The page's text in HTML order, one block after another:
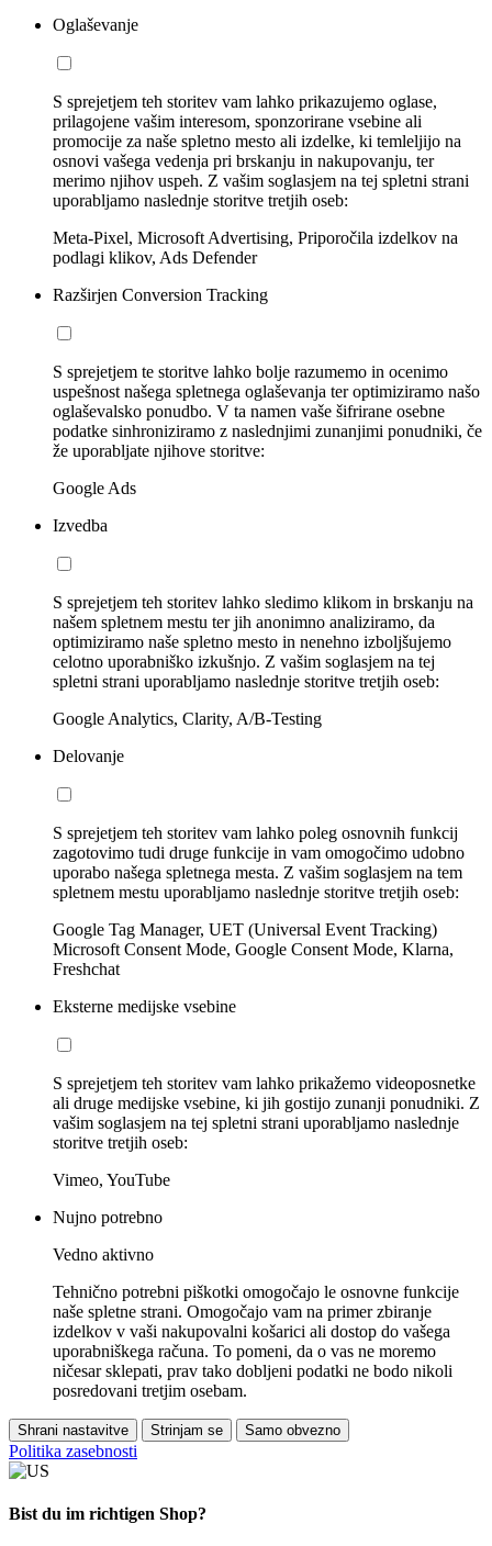
Oglaševanje
S sprejetjem teh storitev vam lahko prikazujemo oglase,
prilagojene vašim interesom, sponzorirane vsebine ali
promocije za naše spletno mesto ali izdelke, ki temleljijo na
osnovi vašega vedenja pri brskanju in nakupovanju, ter
merimo njihov uspeh. Z vašim soglasjem na tej spletni strani
uporabljamo naslednje storitve tretjih oseb:
Meta-Pixel, Microsoft Advertising, Priporočila izdelkov na
podlagi klikov, Ads Defender
Razširjen Conversion Tracking
S sprejetjem te storitve lahko bolje razumemo in ocenimo
uspešnost našega spletnega oglaševanja ter optimiziramo našo
oglaševalsko ponudbo. V ta namen vaše šifrirane osebne
podatke sinhroniziramo z naslednjimi zunanjimi ponudniki, če
že uporabljate njihove storitve:
Google Ads
Izvedba
S sprejetjem teh storitev lahko sledimo klikom in brskanju na
našem spletnem mestu ter jih anonimno analiziramo, da
optimiziramo naše spletno mesto in nenehno izboljšujemo
celotno uporabniško izkušnjo. Z vašim soglasjem na tej
spletni strani uporabljamo naslednje storitve tretjih oseb:
Google Analytics, Clarity, A/B-Testing
Delovanje
S sprejetjem teh storitev vam lahko poleg osnovnih funkcij
zagotovimo tudi druge funkcije in vam omogočimo udobno
uporabo našega spletnega mesta. Z vašim soglasjem na tem
spletnem mestu uporabljamo naslednje storitve tretjih oseb:
Google Tag Manager, UET (Universal Event Tracking)
Microsoft Consent Mode, Google Consent Mode, Klarna,
Freshchat
Eksterne medijske vsebine
S sprejetjem teh storitev vam lahko prikažemo videoposnetke
ali druge medijske vsebine, ki jih gostijo zunanji ponudniki. Z
vašim soglasjem na tej spletni strani uporabljamo naslednje
storitve tretjih oseb:
Vimeo, YouTube
Nujno potrebno
Vedno aktivno
Tehnično potrebni piškotki omogočajo le osnovne funkcije
naše spletne strani. Omogočajo vam na primer zbiranje
izdelkov v vaši nakupovalni košarici ali dostop do vašega
uporabniškega računa. To pomeni, da o vas ne moremo
ničesar sklepati, prav tako dobljeni podatki ne bodo nikoli
posredovani tretjim osebam.
Shrani nastavitve Strinjam se Samo obvezno
Politika zasebnosti
Bist du im richtigen Shop?